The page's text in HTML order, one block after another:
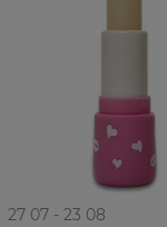
27 07 - 23 08